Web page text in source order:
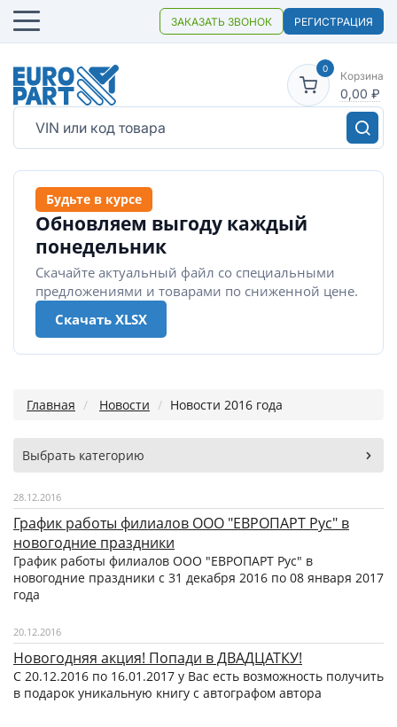
ЗАКАЗАТЬ ЗВОНОК РЕГИСТРАЦИЯ
0
Корзина
0,00 ₽
Будьте в курсе
Обновляем выгоду каждый
понедельник
Скачайте актуальный файл со специальными
предложениями и товарами по сниженной цене.
Скачать XLSX
Главная Новости Новости 2016 года
Выбрать категорию
28.12.2016
График работы филиалов ООО "ЕВРОПАРТ Рус" в
новогодние праздники
График работы филиалов ООО "ЕВРОПАРТ Рус" в
новогодние праздники с 31 декабря 2016 по 08 января 2017
года
20.12.2016
Новогодняя акция! Попади в ДВАДЦАТКУ!
C 20.12.2016 по 16.01.2017 у Вас есть возможность получить
в подарок уникальную книгу с автографом автора